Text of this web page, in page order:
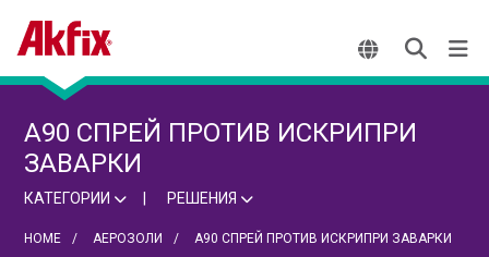
A90 СПРЕЙ ПРОТИВ ИСКРИПРИ
ЗАВАРКИ
КАТЕГОРИИ РЕШЕНИЯ
HOME АЕРОЗОЛИ A90 СПРЕЙ ПРОТИВ ИСКРИПРИ ЗАВАРКИ